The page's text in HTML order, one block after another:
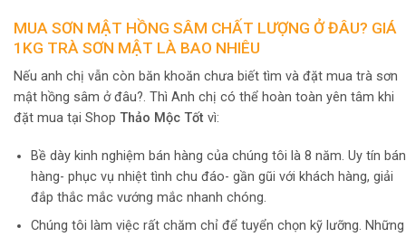
MUA SƠN MẬT HỒNG SÂM CHẤT LƯỢNG Ở ĐÂU? GIÁ
1KG TRÀ SƠN MẬT LÀ BAO NHIÊU
Nếu anh chị vẫn còn băn khoăn chưa biết tìm và đặt mua trà sơn
mật hồng sâm ở đâu?. Thì Anh chị có thể hoàn toàn yên tâm khi
đặt mua tại Shop Thảo Mộc Tốt vì:
Bề dày kinh nghiệm bán hàng của chúng tôi là 8 năm. Uy tín bán
hàng- phục vụ nhiệt tình chu đáo- gần gũi với khách hàng, giải
đắp thắc mắc vướng mắc nhanh chóng.
Chúng tôi làm việc rất chăm chỉ để tuyển chọn kỹ lưỡng. Những